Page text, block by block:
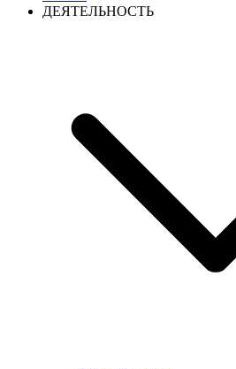
ДЕЯТЕЛЬНОСТЬ